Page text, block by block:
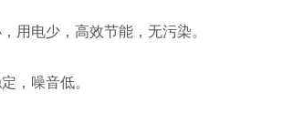
电少，高效节能，无污染。
噪音低。